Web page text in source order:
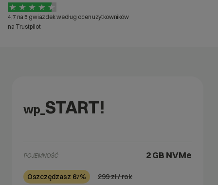
4,7 na 5 gwiazdek według ocen użytkowników
na Trustpilot
wp_ START!
POJEMNOŚĆ 2 GB NVMe
Oszczędzasz 67% 299zł / rok